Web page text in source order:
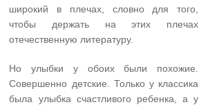
широкий в плечах, словно для того,
чтобы держать на этих плечах
отечественную литературу.
Но улыбки у обоих были похожие.
Совершенно дет­ские. Только у классика
была улыбка счастливого ребенка, а у